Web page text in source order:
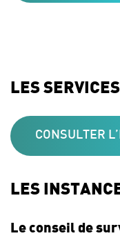
LES
CONSULTER
LES
Le conseil de